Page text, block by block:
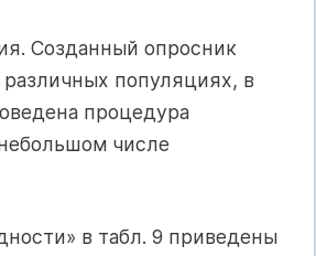
Созданный опросник
различ­ных популяциях, в
процедура
числе
в табл. 9 приведены